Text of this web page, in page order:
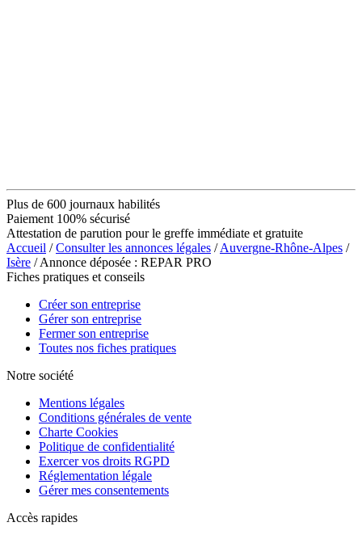
Plus de 600 journaux habilités
Paiement 100% sécurisé
Attestation de parution pour le greffe immédiate et gratuite
Accueil /Consulter les annonces légales /Auvergne-Rhône-Alpes /
Isère / Annonce déposée : REPAR PRO
Fiches pratiques et conseils
Créer son entreprise
Gérer son entreprise
Fermer son entreprise
Toutes nos fiches pratiques
Notre société
Mentions légales
Conditions générales de vente
Charte Cookies
Politique de confidentialité
Exercer vos droits RGPD
Réglementation légale
Gérer mes consentements
Accès rapides